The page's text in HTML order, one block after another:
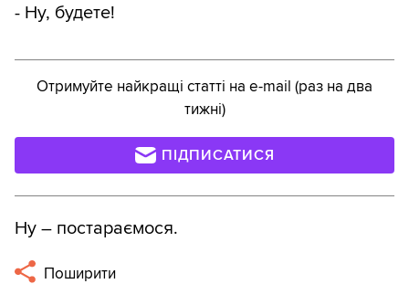
- Ну, будете!
Отримуйте найкращі статті на e-mail (раз на два
тижні)
ПІДПИСАТИСЯ
Ну – постараємося.
Поширити